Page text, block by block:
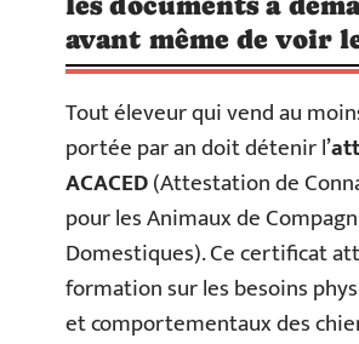
avant même de voir
Tout éleveur qui vend au
portée par an doit détenir l’
ACACED(Attestation de
pour les Animaux de
Domestiques). Ce certificat
formation sur les besoins
et comportementaux des